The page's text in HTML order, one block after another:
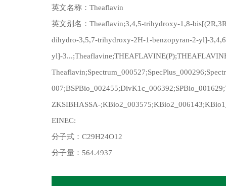
英文名称：Theaflavin
英文别名：Theaflavin;3,4,5-trihydroxy-1,8-
dihydro-3,5,7-trihydroxy-2H-1-benzopyran-2-yl]-
yl]-
ZKSIBHASSA-
EINEC:
分子式：C29H24O12
分子量：564.4937